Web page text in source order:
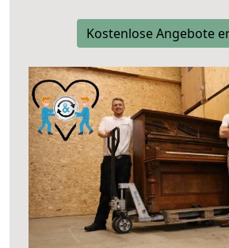
Kostenlose Angebote